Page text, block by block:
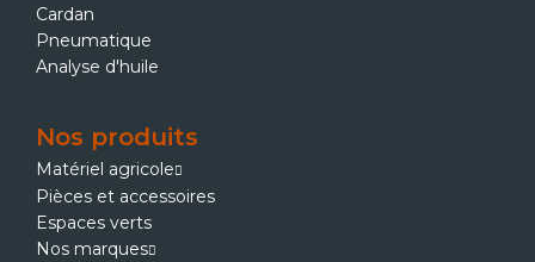
Cardan
Pneumatique
Analyse d'huile
Nos produits
Matériel agricole
Pièces et accessoires
Espaces verts
Nos marques